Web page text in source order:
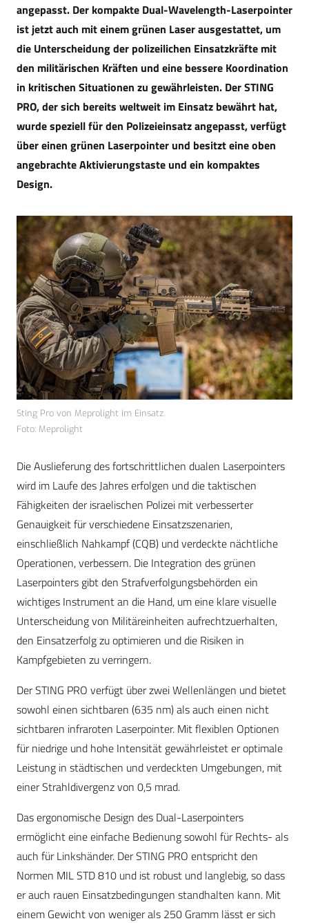
angepasst. Der kompakte Dual-Wavelength-Laserpointer
ist jetzt auch mit einem grünen Laser ausgestattet, um
die Unterscheidung der polizeilichen Einsatzkräfte mit
den militärischen Kräften und eine bessere Koordination
in kritischen Situationen zu gewährleisten. Der STING
PRO, der sich bereits weltweit im Einsatz bewährt hat,
wurde speziell für den Polizeieinsatz angepasst, verfügt
über einen grünen Laserpointer und besitzt eine oben
angebrachte Aktivierungstaste und ein kompaktes
Design.
Sting Pro von Meprolight im Einsatz.
Foto: Meprolight
Die Auslieferung des fortschrittlichen dualen Laserpointers
wird im Laufe des Jahres erfolgen und die taktischen
Fähigkeiten der israelischen Polizei mit verbesserter
Genauigkeit für verschiedene Einsatzszenarien,
einschließlich Nahkampf (CQB) und verdeckte nächtliche
Operationen, verbessern. Die Integration des grünen
Laserpointers gibt den Strafverfolgungsbehörden ein
wichtiges Instrument an die Hand, um eine klare visuelle
Unterscheidung von Militäreinheiten aufrechtzuerhalten,
den Einsatzerfolg zu optimieren und die Risiken in
Kampfgebieten zu verringern.
Der STING PRO verfügt über zwei Wellenlängen und bietet
sowohl einen sichtbaren (635 nm) als auch einen nicht
sichtbaren infraroten Laserpointer. Mit flexiblen Optionen
für niedrige und hohe Intensität gewährleistet er optimale
Leistung in städtischen und verdeckten Umgebungen, mit
einer Strahldivergenz von 0,5 mrad.
Das ergonomische Design des Dual-Laserpointers
ermöglicht eine einfache Bedienung sowohl für Rechts- als
auch für Linkshänder. Der STING PRO entspricht den
Normen MIL STD 810 und ist robust und langlebig, so dass
er auch rauen Einsatzbedingungen standhalten kann. Mit
einem Gewicht von weniger als 250 Gramm lässt er sich